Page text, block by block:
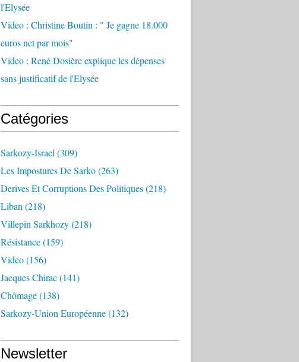
l'Elysée
Video : Christine Boutin : " Je gagne 18.000
euros net par mois"
Video : René Dosière explique les dépenses
sans justificatif de l'Elysée
Catégories
Sarkozy-Israel (309)
Les Impostures De Sarko(263)
Derives Et Corruptions Des Politiques(218)
Liban (218)
Villepin Sarkhozy(218)
Résistance(159)
Video(156)
Jacques Chirac(141)
Chômage(138)
Sarkozy-Union Européenne(132)
Newsletter